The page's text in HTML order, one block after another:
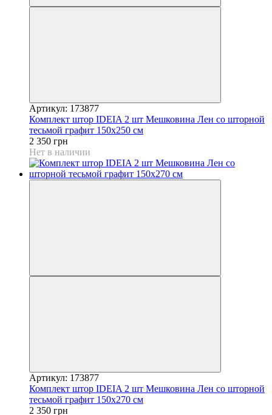
Артикул: 173877
Комплект штор IDEIA 2 шт Мешковина Лен со шторной
тесьмой графит 150х250 см
2 350 грн
Нет в наличии
Артикул: 173877
Комплект штор IDEIA 2 шт Мешковина Лен со шторной
тесьмой графит 150х270 см
2 350 грн